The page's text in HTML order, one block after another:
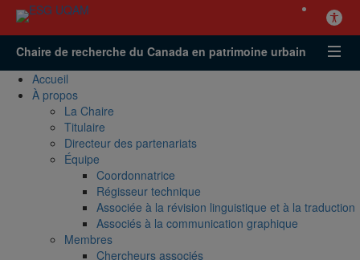
Chaire de recherche du Canada en patrimoine urbain
Accueil
À propos
La Chaire
Titulaire
Directeur des partenariats
Équipe
Coordonnatrice
Régisseur technique
Associée à la révision linguistique et à la traduction
Associés à la communication graphique
Membres
Chercheurs associés